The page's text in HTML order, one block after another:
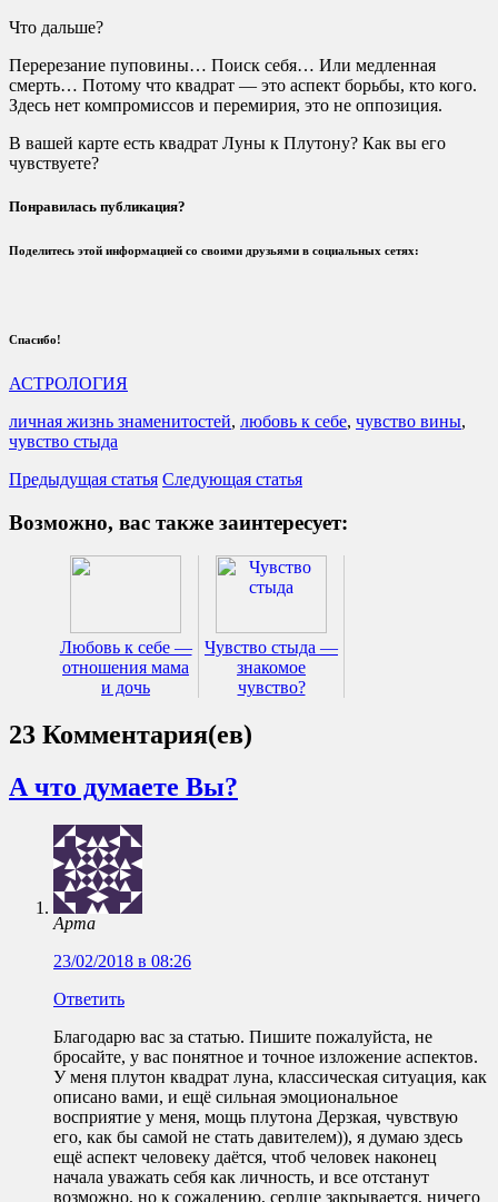
Что дальше?
Перерезание пуповины… Поиск себя… Или медленная
смерть… Потому что квадрат — это аспект борьбы, кто кого.
Здесь нет компромиссов и перемирия, это не оппозиция.
В вашей карте есть квадрат Луны к Плутону? Как вы его
чувствуете?
Понравилась публикация?
Поделитесь этой информацией со своими друзьями в социальных сетях:
Спасибо!
АСТРОЛОГИЯ
личная жизнь знаменитостей, любовь к себе, чувство вины,
чувство стыда
Предыдущая статья Следующая статья
Возможно, вас также заинтересует:
Любовь к себе —
отношения мама
и дочь
Чувство стыда —
знакомое
чувство?
23 Комментария(ев)
А что думаете Вы?
Арта
23/02/2018 в 08:26
Ответить
Благодарю вас за статью. Пишите пожалуйста, не
бросайте, у вас понятное и точное изложение аспектов.
У меня плутон квадрат луна, классическая ситуация, как
описано вами, и ещё сильная эмоциональное
восприятие у меня, мощь плутона Дерзкая, чувствую
его, как бы самой не стать давителем)), я думаю здесь
ещё аспект человеку даётся, чтоб человек наконец
начала уважать себя как личность, и все отстанут
возможно, но к сожалению, сердце закрывается, ничего